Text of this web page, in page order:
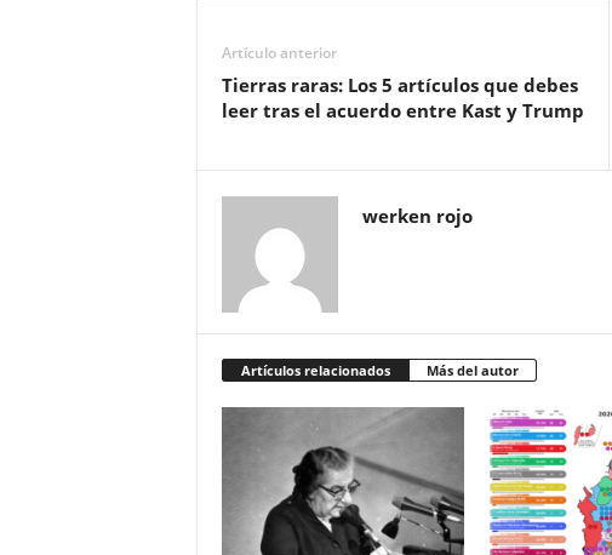
Artículo anterior
Tierras raras: Los 5 artículos que debes
leer tras el acuerdo entre Kast y Trump
werken rojo
Artículos relacionados Más del autor